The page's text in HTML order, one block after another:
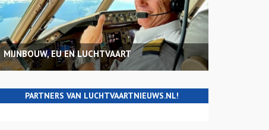
MIJNBOUW, EU EN LUCHTVAART
PARTNERS VAN LUCHTVAARTNIEUWS.NL!